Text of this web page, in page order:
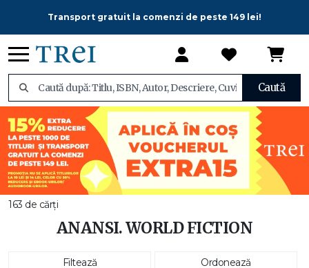
Transport gratuit la comenzi de peste 149 lei!
Caută
163 de cărți
ANANSI. WORLD FICTION
Filtează Ordonează